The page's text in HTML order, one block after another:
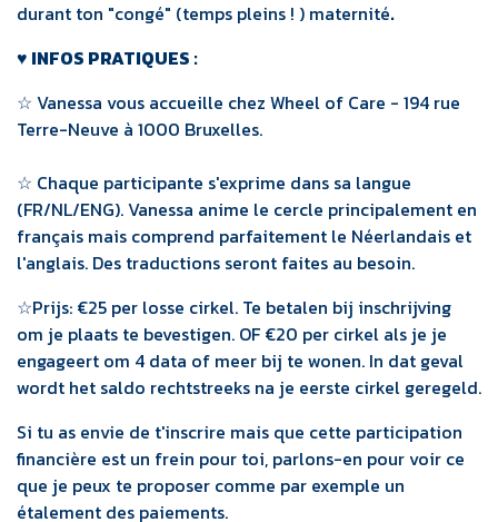
durant ton "congé" (temps pleins ! ) maternité.​
♥ INFOS PRATIQUES :
☆ Vanessa vous accueille chez Wheel of Care - 194 rue
Terre-Neuve à 1000 Bruxelles.
☆ Chaque participante s'exprime dans sa langue
(FR/NL/ENG). Vanessa anime le cercle principalement en
français mais comprend parfaitement le Néerlandais et
l'anglais. Des traductions seront faites au besoin.
☆Prijs: €25 per losse cirkel. Te betalen bij inschrijving
om je plaats te bevestigen. OF €20 per cirkel als je je
engageert om 4 data of meer bij te wonen. In dat geval
wordt het saldo rechtstreeks na je eerste cirkel geregeld.
Si tu as envie de t'inscrire mais que cette participation
financière est un frein pour toi, parlons-en pour voir ce
que je peux te proposer comme par exemple un
étalement des paiements.